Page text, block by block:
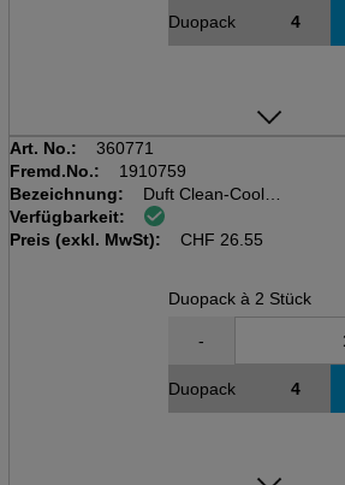
Duopack
Art. No.:
360771
Fremd.No.:
1910759
Bezeichnung:
Duft Clean-Cool
MICROBURST DUET
für Microburst (360751)
Verfügbarkeit:
Preis (exkl. MwSt):
CHF 26.55
Duopack à 2 Stück
-
Duopack